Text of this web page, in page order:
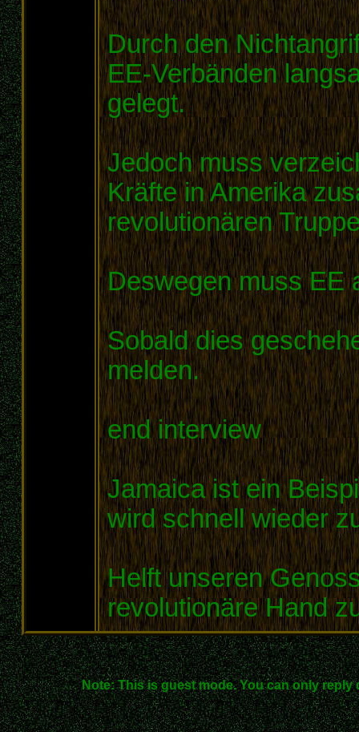
Durch den
EE-Verbänden
gelegt.
Jedoch muss
Kräfte in Amerika
revolutionären
Deswegen muss EE
Sobald dies
melden.
end interview
Jamaica ist ein
wird schnell wieder
Helft unseren
revolutionäre Hand
Note: This is guest mode. You can only